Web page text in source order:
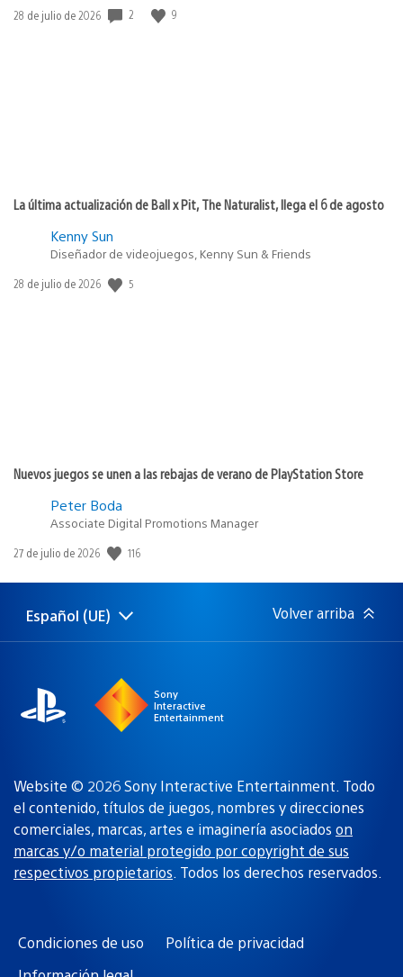
Fecha
28 de julio de 2026 2 9
La última actualización de Ball x Pit, The Naturalist, llega el 6 de agosto
Kenny Sun
Diseñador de videojuegos, Kenny Sun & Friends
Fecha
28 de julio de 2026 5
Nuevos juegos se unen a las rebajas de verano de PlayStation Store
Peter Boda
Associate Digital Promotions Manager
Fecha
publicación:
27 de julio de 2026 116
Selecciona
Región
Español (UE) Volver arriba
Sony
Interactive
Entertainment
Website © 2026 Sony Interactive Entertainment. Todo
el contenido, títulos de juegos, nombres y direcciones
comerciales, marcas, artes e imaginería asociados on
marcas y/o material protegido por copyright de sus
respectivos propietarios. Todos los derechos reservados.
Condiciones de uso
Política de privacidad